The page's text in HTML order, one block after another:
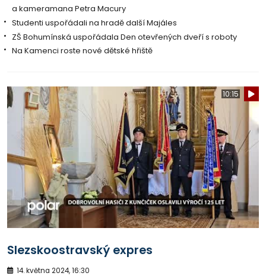
a kameramana Petra Macury
Studenti uspořádali na hradě další Majáles
ZŠ Bohumínská uspořádala Den otevřených dveří s roboty
Na Kamenci roste nové dětské hřiště
10:15
Slezskoostravský expres
14. května 2024, 16:30